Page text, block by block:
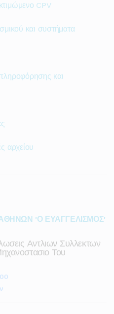
CPV
και συστήματα
και
αρχείου
'Ο ΕΥΑΓΓΕΛΙΣΜΟΣ'
Αντλιων Συλλεκτων
Του